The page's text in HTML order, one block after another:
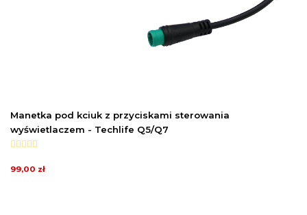
Manetka pod kciuk z przyciskami sterowania
wyświetlaczem - Techlife Q5/Q7
99,00 zł